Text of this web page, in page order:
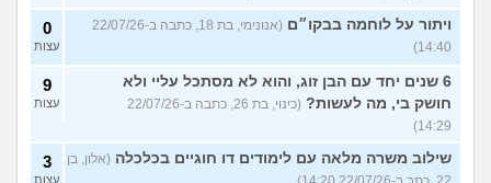
ויתור על לוחמה בבקו״ם
(אנונימי, בת 18, כתבה ב-22/07/26
14:40)
0
עצות
6 שנים יחד עם הבן זוג, והוא לא מסתכל עליי ולא
חושק בי, מה לעשות?
(כינוי, בת 26, כתבה ב-22/07/26
14:29)
9
עצות
שילוב משרה מלאה עם לימודים דו חוגיים בכלכלה (אלון, בן
3
עצות